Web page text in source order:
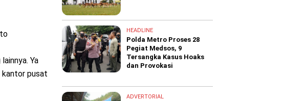
Ya
kantor pusat
HEADLINE
Polda Metro Proses 28
Pegiat Medsos, 9
Tersangka Kasus Hoaks
dan Provokasi
ADVERTORIAL